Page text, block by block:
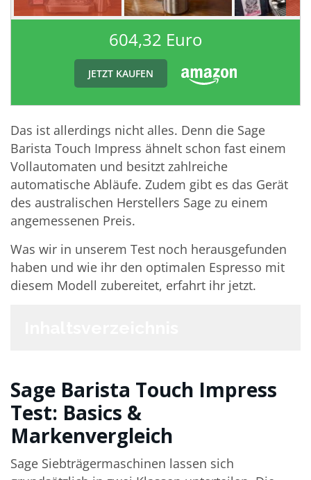
604,32 Euro
JETZT KAUFEN
Das ist allerdings nicht alles. Denn die Sage
Barista Touch Impress ähnelt schon fast einem
Vollautomaten und besitzt zahlreiche
automatische Abläufe. Zudem gibt es das Gerät
des australischen Herstellers Sage zu einem
angemessenen Preis.
Was wir in unserem Test noch herausgefunden
haben und wie ihr den optimalen Espresso mit
diesem Modell zubereitet, erfahrt ihr jetzt.
Sage Barista Touch Impress
Test: Basics &
Markenvergleich
Sage Siebträgermaschinen lassen sich